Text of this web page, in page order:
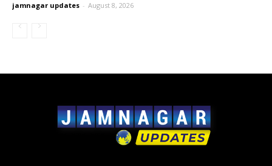
jamnagar updates - August 8, 2026